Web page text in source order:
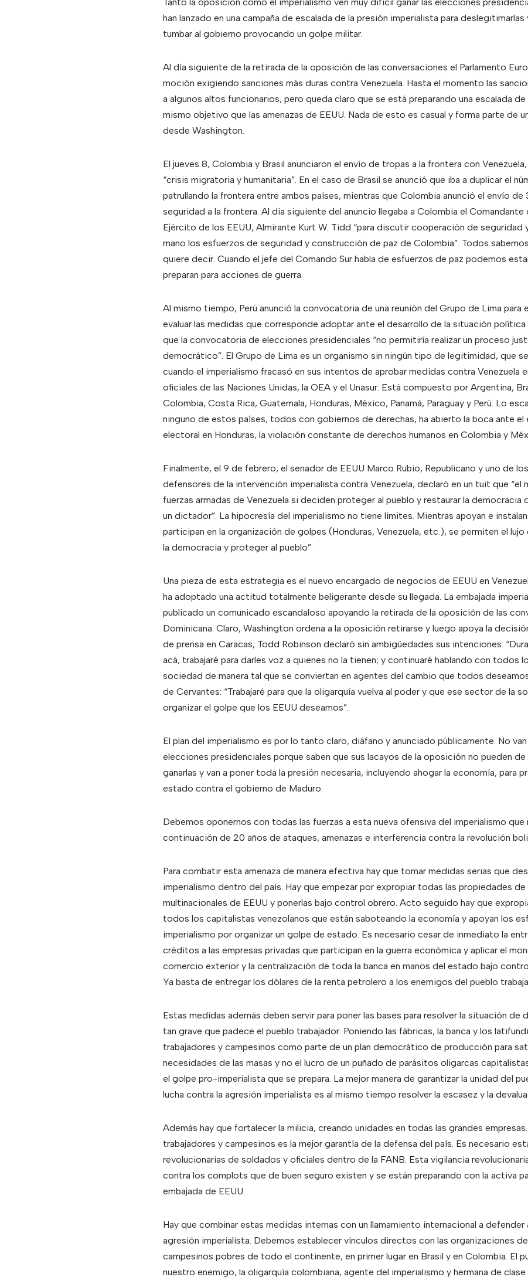
han lanzado en una campaña de escalada de la presión imperialista para
tumbar al gobierno provocando un golpe militar.
Al día siguiente de la retirada de la oposición de las conversaciones el Parlamento
moción exigiendo sanciones más duras contra Venezuela. Hasta el momento las
a algunos altos funcionarios, pero queda claro que se está preparando una escalada de
mismo objetivo que las amenazas de EEUU. Nada de esto es casual y forma parte de
desde Washington.
El jueves 8, Colombia y Brasil anunciaron el envío de tropas a la frontera con
“crisis migratoria y humanitaria”. En el caso de Brasil se anunció que iba a duplicar el
patrullando la frontera entre ambos países, mientras que Colombia anunció el envío
seguridad a la frontera. Al día siguiente del anuncio llegaba a Colombia el Comandante
Ejército de los EEUU, Almirante Kurt W. Tidd “para discutir cooperación de seguridad
mano los esfuerzos de seguridad y construcción de paz de Colombia”. Todos
quiere decir. Cuando el jefe del Comando Sur habla de esfuerzos de paz podemos
preparan para acciones de guerra.
Al mismo tiempo, Perú anunció la convocatoria de una reunión del Grupo de Lima para
evaluar las medidas que corresponde adoptar ante el desarrollo de la situación política
que la convocatoria de elecciones presidenciales “no permitiría realizar un proceso
democrático”. El Grupo de Lima es un organismo sin ningún tipo de legitimidad, que
cuando el imperialismo fracasó en sus intentos de aprobar medidas contra Venezuela
oficiales de las Naciones Unidas, la OEA y el Unasur. Está compuesto por Argentina,
Colombia, Costa Rica, Guatemala, Honduras, México, Panamá, Paraguay y Perú. Lo
ninguno de estos países, todos con gobiernos de derechas, ha abierto la boca ante el
electoral en Honduras, la violación constante de derechos humanos en Colombia y
Finalmente, el 9 de febrero, el senador de EEUU Marco Rubio, Republicano y uno de
defensores de la intervención imperialista contra Venezuela, declaró en un tuit que “el
fuerzas armadas de Venezuela si deciden proteger al pueblo y restaurar la democracia
un dictador”. La hipocresía del imperialismo no tiene límites. Mientras apoyan e
participan en la organización de golpes (Honduras, Venezuela, etc.), se permiten el lujo
la democracia y proteger al pueblo”.
Una pieza de esta estrategia es el nuevo encargado de negocios de EEUU en
ha adoptado una actitud totalmente beligerante desde su llegada. La embajada
publicado un comunicado escandaloso apoyando la retirada de la oposición de las
Dominicana. Claro, Washington ordena a la oposición retirarse y luego apoya la
de prensa en Caracas, Todd Robinson declaró sin ambigüedades sus intenciones:
acá, trabajaré para darles voz a quienes no la tienen; y continuaré hablando con todos
sociedad de manera tal que se conviertan en agentes del cambio que todos
de Cervantes: “Trabajaré para que la oligarquía vuelva al poder y que ese sector de la
organizar el golpe que los EEUU deseamos”.
El plan del imperialismo es por lo tanto claro, diáfano y anunciado públicamente. No
elecciones presidenciales porque saben que sus lacayos de la oposición no pueden de
ganarlas y van a poner toda la presión necesaria, incluyendo ahogar la economía, para
estado contra el gobierno de Maduro.
Debemos oponernos con todas las fuerzas a esta nueva ofensiva del imperialismo que
continuación de 20 años de ataques, amenazas e interferencia contra la revolución
Para combatir esta amenaza de manera efectiva hay que tomar medidas serias que
imperialismo dentro del país. Hay que empezar por expropiar todas las propiedades de
multinacionales de EEUU y ponerlas bajo control obrero. Acto seguido hay que
todos los capitalistas venezolanos que están saboteando la economía y apoyan los
imperialismo por organizar un golpe de estado. Es necesario cesar de inmediato la
créditos a las empresas privadas que participan en la guerra económica y aplicar el
comercio exterior y la centralización de toda la banca en manos del estado bajo
Ya basta de entregar los dólares de la renta petrolero a los enemigos del pueblo
Estas medidas además deben servir para poner las bases para resolver la situación
tan grave que padece el pueblo trabajador. Poniendo las fábricas, la banca y los
trabajadores y campesinos como parte de un plan democrático de producción para
necesidades de las masas y no el lucro de un puñado de parásitos oligarcas
el golpe pro-imperialista que se prepara. La mejor manera de garantizar la unidad del
lucha contra la agresión imperialista es al mismo tiempo resolver la escasez y la
Además hay que fortalecer la milicia, creando unidades en todas las grandes
trabajadores y campesinos es la mejor garantía de la defensa del país. Es necesario
revolucionarias de soldados y oficiales dentro de la FANB. Esta vigilancia
contra los complots que de buen seguro existen y se están preparando con la activa
embajada de EEUU.
Hay que combinar estas medidas internas con un llamamiento internacional a defender
agresión imperialista. Debemos establecer vínculos directos con las organizaciones
campesinos pobres de todo el continente, en primer lugar en Brasil y en Colombia. El
nuestro enemigo, la oligarquía colombiana, agente del imperialismo y hermana de